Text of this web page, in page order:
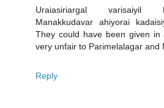
Uraiasiriargal varisaiyil
Manakkudavar ahiyorai
They could have been given
very unfair to Parimelalagar and
Reply